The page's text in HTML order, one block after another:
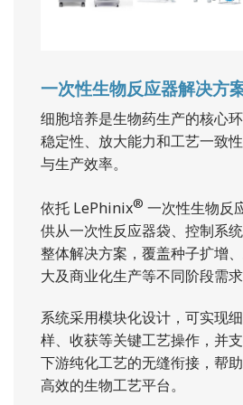
一次性生物反应器解决方
细胞培养是生物药生产的核心
稳定性、放大能力和工艺一致
与生产效率。
依托 LePhinix® 一次性生物反
供从一次性反应器袋、控制系
整体解决方案，覆盖种子扩增
大及商业化生产等不同阶段需求
系统采用模块化设计，可实现
样、收获等关键工艺操作，并
下游纯化工艺的无缝衔接，帮
高效的生物工艺平台。